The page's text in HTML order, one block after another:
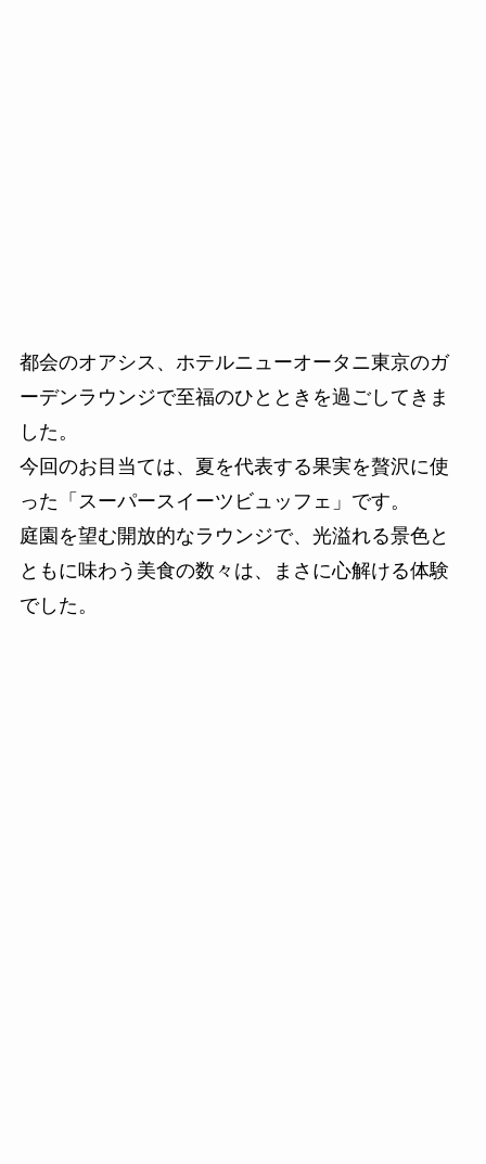
都会のオアシス、ホテルニューオータニ東京のガ
ーデンラウンジで至福のひとときを過ごしてきま
した。
今回のお目当ては、夏を代表する果実を贅沢に使
った「スーパースイーツビュッフェ」です。
庭園を望む開放的なラウンジで、光溢れる景色と
ともに味わう美食の数々は、まさに心解ける体験
でした。